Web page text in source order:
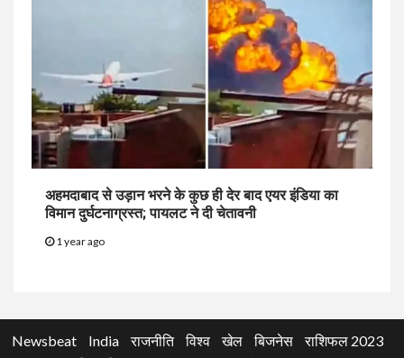
अहमदाबाद से उड़ान भरने के कुछ ही देर बाद एयर इंडिया का
विमान दुर्घटनाग्रस्त; पायलट ने दी चेतावनी
1 year ago
Newsbeat India राजनीति विश्व खेल बिजनेस
राशिफल 2023